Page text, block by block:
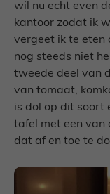
wil nu echt even
kantoor zodat ik
vergeet ik te eten
nog steeds niet
tweede deel van
van tomaat,
is dol op dit soort
tafel met een van
dat af en toe te